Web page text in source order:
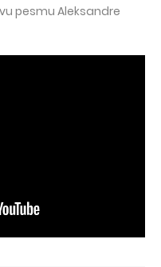
pesmu Aleksandre